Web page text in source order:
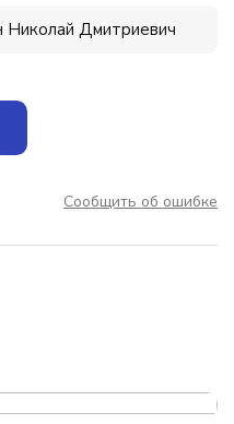
Николай Дмитриевич
Сообщить об ошибке